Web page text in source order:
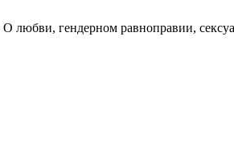
любви, гендерном равноправии,